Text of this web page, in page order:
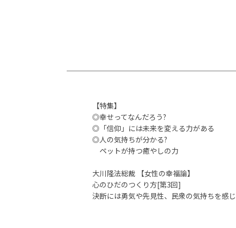
【特集】
◎幸せってなんだろう?
◎「信仰」には未来を変える力がある
◎人の気持ちが分かる?
ペットが持つ癒やしの力
大川隆法総裁 【女性の幸福論】
心のひだのつくり方[第3回]
決断には勇気や先見性、民衆の気持ちを感